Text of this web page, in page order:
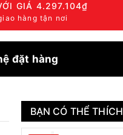
GIÁ 4.297.104₫
hàng tận nơi
đặt hàng
BẠN CÓ THỂ THÍCH